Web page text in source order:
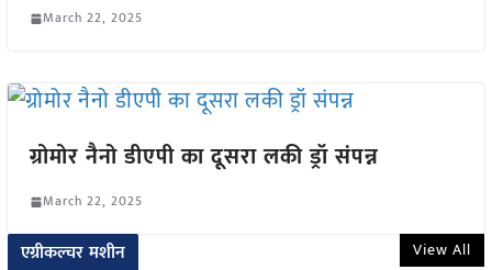
March 22, 2025
ग्रोमोर नैनो डीएपी का दूसरा लकी ड्रॉ संपन्न
March 22, 2025
एग्रीकल्चर मशीन View All